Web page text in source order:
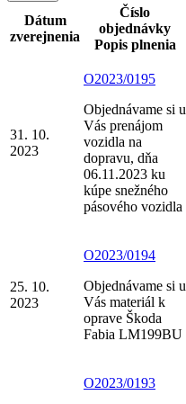
Dátum
zverejnenia
Číslo
objednávky
Popis plnenia
31. 10.
2023
O2023/0195
Objednávame si u
Vás prenájom
vozidla na
dopravu, dňa
06.11.2023 ku
kúpe snežného
pásového vozidla
25. 10.
2023
O2023/0194
Objednávame si u
Vás materiál k
oprave Škoda
Fabia LM199BU
O2023/0193